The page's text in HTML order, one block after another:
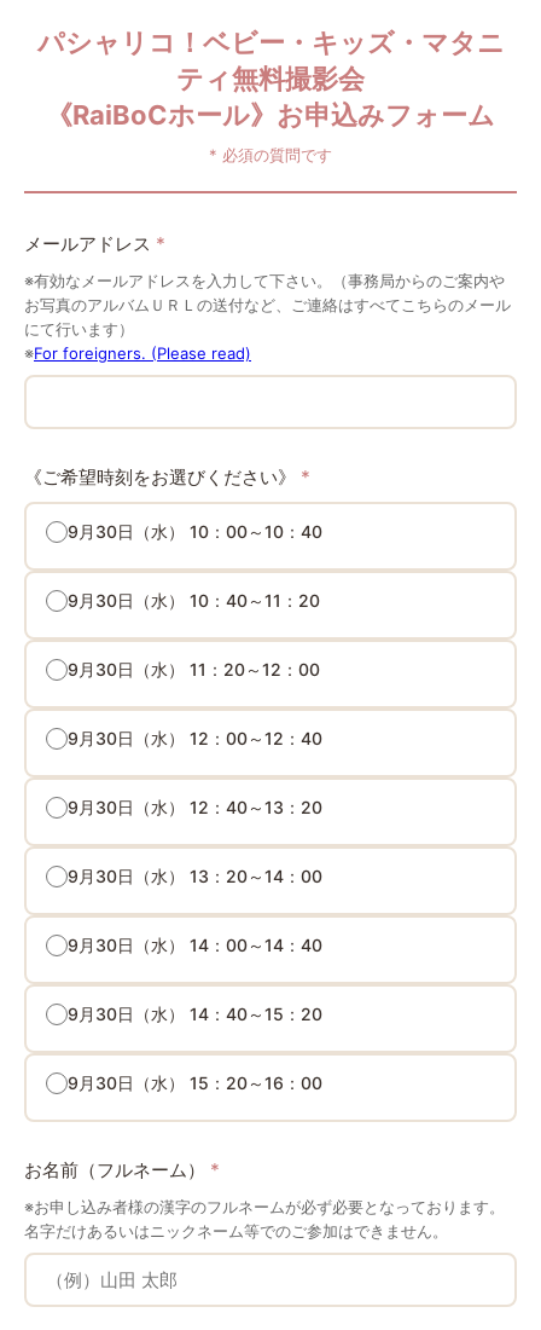
パシャリコ！ベビー・キッズ・マタニ
ティ無料撮影会
《RaiBoCホール》お申込みフォーム
* 必須の質問です
メールアドレス *
※有効なメールアドレスを入力して下さい。（事務局からのご案内や
お写真のアルバムＵＲＬの送付など、ご連絡はすべてこちらのメール
にて行います）
※For foreigners. (Please read)
《ご希望時刻をお選びください》 *
9月30日（水） 10：00～10：40
9月30日（水） 10：40～11：20
9月30日（水） 11：20～12：00
9月30日（水） 12：00～12：40
9月30日（水） 12：40～13：20
9月30日（水） 13：20～14：00
9月30日（水） 14：00～14：40
9月30日（水） 14：40～15：20
9月30日（水） 15：20～16：00
お名前（フルネーム） *
※お申し込み者様の漢字のフルネームが必ず必要となっております。
名字だけあるいはニックネーム等でのご参加はできません。